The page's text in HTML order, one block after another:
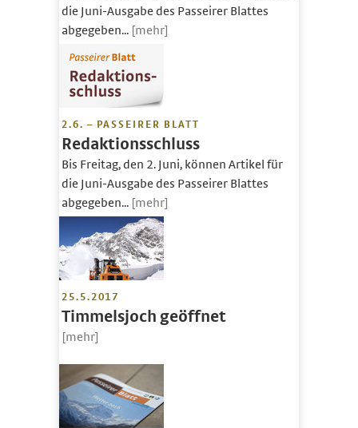
die Juni-Ausgabe des Passeirer Blattes
abgegeben... [mehr]
2.6. – PASSEIRER BLATT
Redaktionsschluss
Bis Freitag, den 2. Juni, können Artikel für
die Juni-Ausgabe des Passeirer Blattes
abgegeben... [mehr]
25.5.2017
Timmelsjoch geöffnet
[mehr]